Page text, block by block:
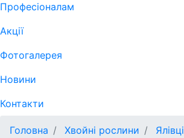
Професіоналам
Акції
Фотогалерея
Новини
Контакти
Головна Хвойні рослини
Ялівці